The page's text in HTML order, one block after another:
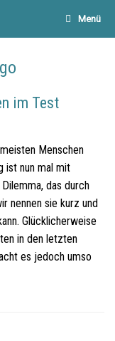
Menü
im Test
Menschen
ist nun mal mit
das durch
nennen sie kurz und
Glücklicherweise
in den letzten
es jedoch umso